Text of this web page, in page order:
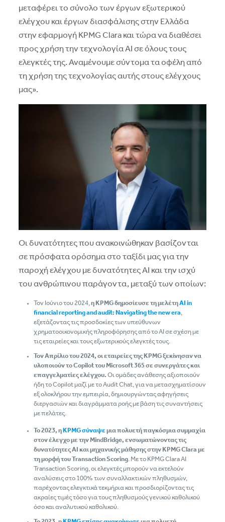
μεταφέρει το σύνολο των έργων εξωτερικού
ελέγχου και έργων διασφάλισης στην Ελλάδα
στην εφαρμογή KPMG Clara και τώρα να διαθέσει
προς χρήση την τεχνολογία ΑΙ σε όλους τους
ελεγκτές της. Αναμένουμε σύντομα τα οφέλη από
τη χρήση της τεχνολογίας αυτής στους ελέγχους
μας».
Οι δυνατότητες που ανακοινώθηκαν βασίζονται
σε πρόσφατα ορόσημα στο ταξίδι μας για την
παροχή ελέγχου με δυνατότητες ΑΙ και την ισχύ
του ανθρώπινου παράγοντα, μεταξύ των οποίων:
Τον Ιούνιο του 2024,η KPMGδημοσίευσε τη μελέτηAI in
financial reportingand audit: Navigatingthenewera,
εξετάζοντας τις προσδοκίες των υπεύθυνων
χρηματοοικονομικής πληροφόρησης από το ΑΙ σε σχέση με
τις εταιρείες και τους εξωτερικούς ελεγκτές τους.
Τον Απρίλιο του 2024, οι εταιρείες της KPMGξεκίνησαν να
υλοποιούν τοCopilotτουMicrosoft365 σε συνεργάτες και
επαγγελματίες ελέγχου. Οι ομάδες ανάθεσης αξιοποιούν
ήδη το Copilot μαζί με το Audit Chat, για να μετασχηματίσουν
εξ ολοκλήρου την εμπειρία, δημιουργώντας αφηγήσεις
διεργασιών και διαγράμματα ροής με βάση τις συναντήσεις
με πελάτες.
Το 2023, η KPMGσύναψεμια πολυετή παγκόσμια συμμαχία
στον έλεγχο με τηνMindBridge, ενσωματώνοντας τις
δυνατότητεςAI και μηχανικής μάθησης στην KPMGClara με
τη μορφή τουTransactionScoring. Με το KPMG Clara AI
Transaction Scoring, οι ελεγκτές μπορούν να εκτελούν
αναλύσεις στο 100% των συναλλακτικών πληθυσμών,
παρέχοντας ελεγκτικά τεκμήρια και προσδιορίζοντας τις
ακραίες τιμές τόσο για τους πληθυσμούς γενικού καθολικού
όσο και αναλυτικού καθολικού.